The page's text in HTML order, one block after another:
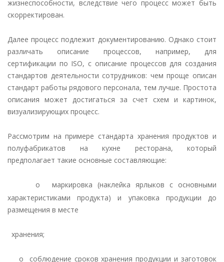
жизнеспособности, вследствие чего процесс может быть
скорректирован.
Далее процесс подлежит документированию. Однако стоит
различать описание процессов, например, для
сертификации по ISO, с описание процессов для создания
стандартов деятельности сотрудников: чем проще описан
стандарт работы рядового персонала, тем лучше. Простота
описания может достигаться за счет схем и картинок,
визуализирующих процесс.
Рассмотрим на примере стандарта хранения продуктов и
полуфабрикатов на кухне ресторана, который
предполагает такие основные составляющие:
маркировка (наклейка ярлыков с основными
характеристиками продукта) и упаковка продукции до
размещения в месте
соблюдение сроков хранения продукции и заготовок